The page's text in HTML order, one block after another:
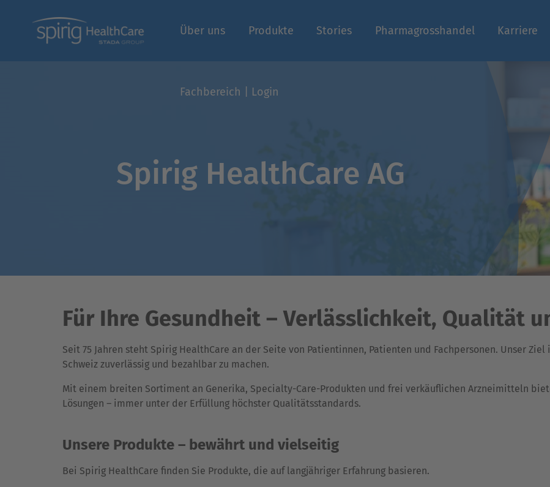
Über uns Produkte Stories Pharmagrosshandel Karriere
Fachbereich | Login
Spirig HealthCare AG
Für Ihre Gesundheit – Verlässlichkeit, Qualität
Seit 75 Jahren steht Spirig HealthCare an der Seite von Patientinnen, Patienten und Fachpersonen. Unser
Schweiz zuverlässig und bezahlbar zu machen.
Mit einem breiten Sortiment an Generika, Specialty-Care-Produkten und frei verkäuflichen Arzneimitteln
Lösungen – immer unter der Erfüllung höchster Qualitätsstandards.
Unsere Produkte – bewährt und vielseitig
Bei Spirig HealthCare finden Sie Produkte, die auf langjähriger Erfahrung basieren.